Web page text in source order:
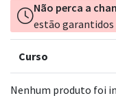
Não perca a
estão
Curso
Nenhum produto foi